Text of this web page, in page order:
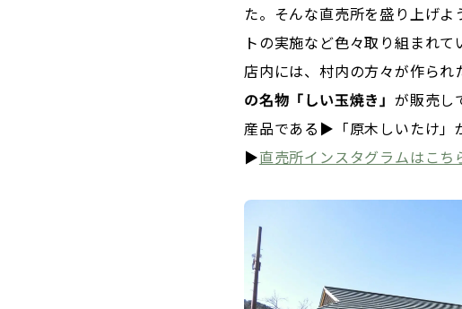
た。そんな直売所を盛り上げ
トの実施など色々取り組まれて
店内には、村内の方々が作ら
の名物「しい玉焼き」 が販売し
産品である▶「原木しいたけ」
▶直売所インスタグラムはこち